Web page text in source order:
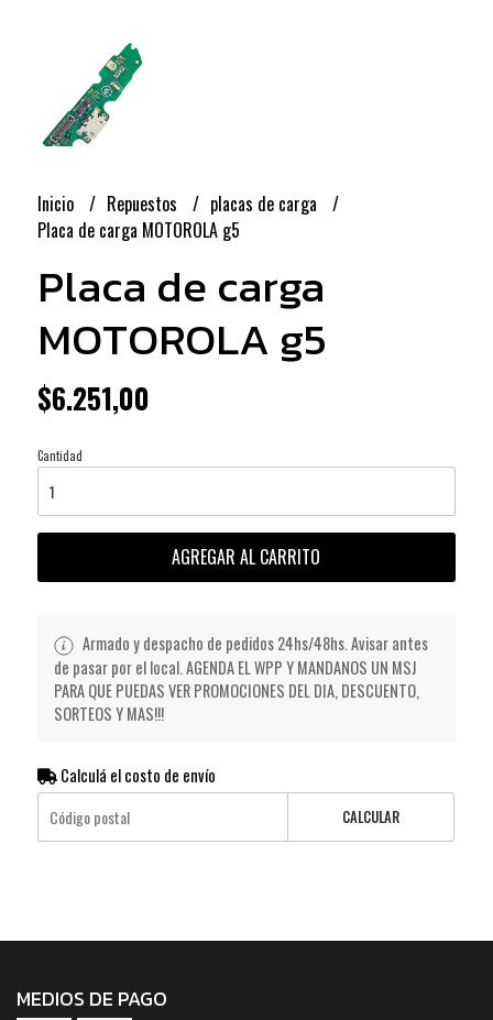
Inicio Repuestos
placas de carga
Placa de carga MOTOROLA g5
Placa de carga
MOTOROLA g5
$6.251,00
Cantidad
AGREGAR AL CARRITO
Armado y despacho de pedidos 24hs/48hs. Avisar antes
de pasar por el local. AGENDA EL WPP Y MANDANOS UN MSJ
PARA QUE PUEDAS VER PROMOCIONES DEL DIA, DESCUENTO,
SORTEOS Y MAS!!!
Calculá el costo de envío
CALCULAR
MEDIOS DE PAGO